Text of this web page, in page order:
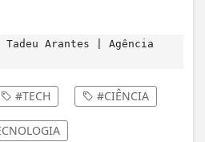
Tadeu Arantes | Agência
#TECH #CIÊNCIA